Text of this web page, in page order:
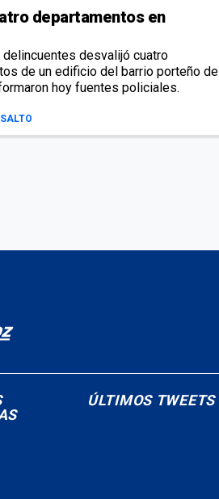
departamentos en
delincuentes desvalijó cuatro
de un edificio del barrio porteño de
hoy fuentes policiales.
ÚLTIMOS TWEETS